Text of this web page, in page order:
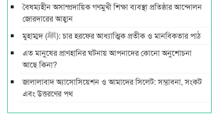
বৈষম্যহীন অসাম্প্রদায়িক গণমুখী শিক্ষা ব্যবস্থা প্রতিষ্ঠার আন্দোলন
জোরদারের আহ্বান
মুহাম্মদ (ﷺ): চার হরফের আধ্যাত্মিক প্রতীক ও মানবিকতার পাঠ
এত মানুষের প্রাণহানির ঘটনায় আপনাদের কোনো অনুশোচনা
আছে কিনা?
জালালাবাদ অ্যাসোসিয়েশন ও আমাদের সিলেট: সম্ভাবনা, সংকট
এবং উত্তরণের পথ